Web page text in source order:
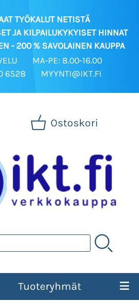
TYÖKALUT NETISTÄ
JA KILPAILUKYKYISET HINNAT
- 200 % SAVOLAINEN KAUPPA
MA-PE: 8.00-16.00
6528
MYYNTI@IKT.FI
Ostoskori
Tuoteryhmät